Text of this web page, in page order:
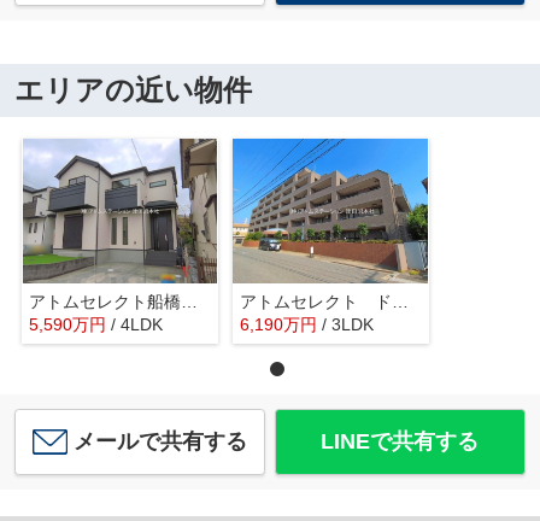
エリアの近い物件
アトムセレクト船橋市東船橋５丁目１２３８番 B号棟
5,590万円 / 4LDK
アトムセレクト ドラゴンマンション津田沼ヒルズ壱番管
6,190万円 / 3LDK
メールで共有する LINEで共有する